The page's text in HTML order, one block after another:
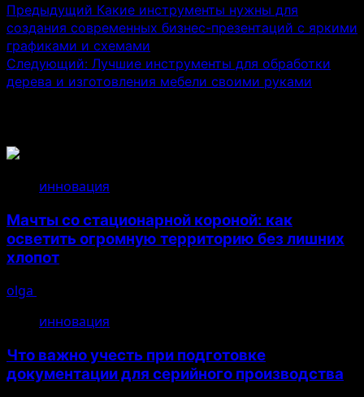
Предыдущий Какие инструменты нужны для
создания современных бизнес-презентаций с яркими
графиками и схемами
Следующий: Лучшие инструменты для обработки
дерева и изготовления мебели своими руками
инновация
Мачты со стационарной короной: как
осветить огромную территорию без лишних
хлопот
olga
инновация
Что важно учесть при подготовке
документации для серийного производства